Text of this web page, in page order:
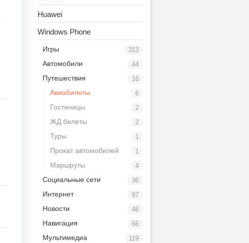
Huawei
Windows Phone
313
Игры
44
Автомобили
16
Путешествия
6
Авиабилеты
2
Гостиницы
2
ЖД билеты
1
Туры
1
Прокат автомобилей
4
Маршруты
36
Социальные сети
97
Интернет
46
Новости
66
Навигация
119
Мультимедиа